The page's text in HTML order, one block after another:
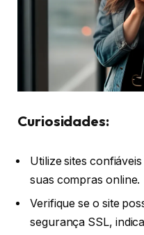
Curiosidades:
Utilize sites
suas compras online.
Verifique se o site
segurança SSL,